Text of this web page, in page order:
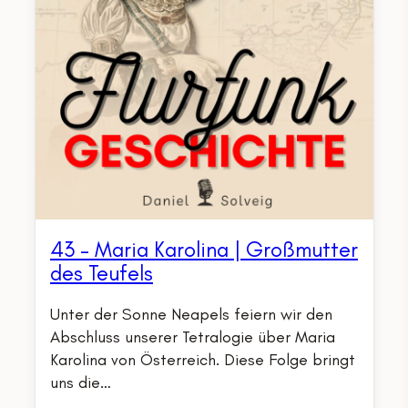
43 – Maria Karolina | Großmutter
des Teufels
Unter der Sonne Neapels feiern wir den
Abschluss unserer Tetralogie über Maria
Karolina von Österreich. Diese Folge bringt
uns die…